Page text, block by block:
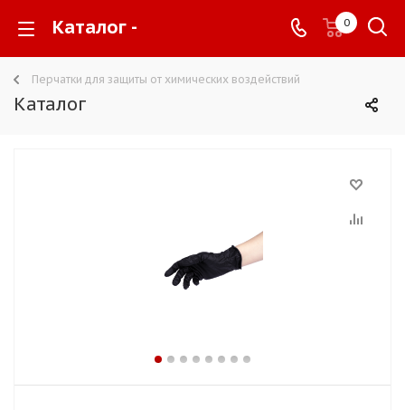
Каталог - 0
Перчатки для защиты от химических воздействий
Каталог